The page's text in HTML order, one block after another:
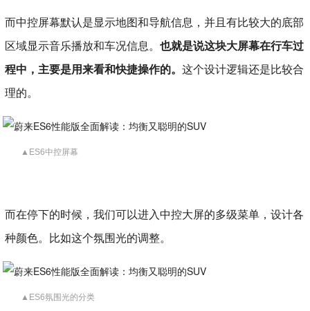
而中控屏幕默认是显示地图和导航信息，并且有比较大的底部
区域显示音乐播放和车况信息。也就是说这块大屏幕在行车过
程中，主要是用来看和快捷操作的。这个设计逻辑还是比较合
理的。
▲ES6中控屏幕
而在停下的时候，我们可以进入中控大屏的多级菜单，设计各
种颜色。比如这个氛围光的调整。
▲ES6氛围光的分类